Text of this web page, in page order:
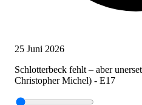
25 Juni 2026
Schlotterbeck fehlt – aber
Christopher Michel) - E17